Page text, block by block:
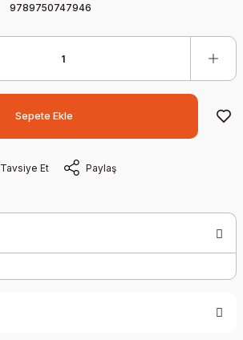
9789750747946
Sepete Ekle
Tavsiye Et Paylaş